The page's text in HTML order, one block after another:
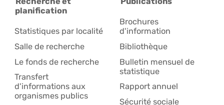
planification
Statistiques par localité
Salle de recherche
Le fonds de recherche
Transfert
d'informations aux
organismes publics
Brochures
d'information
Bibliothèque
Bulletin mensuel de
statistique
Rapport annuel
Sécurité sociale